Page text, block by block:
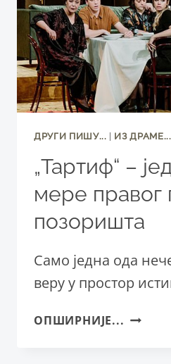
ДРУГИ ПИШУ... ИЗ ДРАМЕ...
„Тартиф“ –
мере правог
позоришта
Само једна ода
веру у простор
ОПШИРНИЈЕ...